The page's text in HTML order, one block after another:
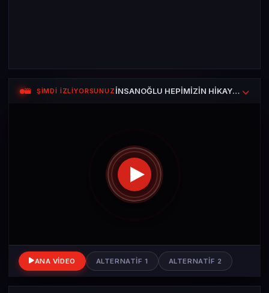
ŞİMDİ İZLİYORSUNUZ İNSANOĞLU HEPİMİZİN HİKAYESİ — Mucitler
ANA VIDEO ALTERNATIF 1 ALTERNATIF 2